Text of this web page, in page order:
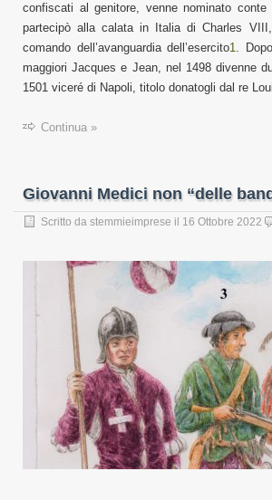
confiscati al genitore, venne nominato
partecipò alla calata in Italia di Charles
comando dell’avanguardia dell’esercito1.
maggiori Jacques e Jean, nel 1498 divenne
1501 viceré di Napoli, titolo donatogli dal re
Continua »
Giovanni Medici non “delle
Scritto da stemmieimprese il 16 Ottobre 2022